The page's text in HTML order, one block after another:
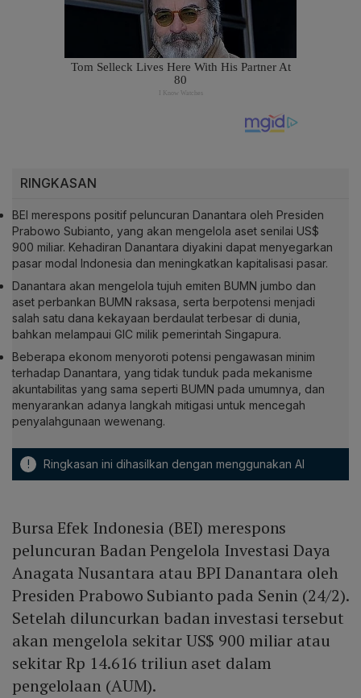
RINGKASAN
BEI merespons positif peluncuran Danantara oleh Presiden
Prabowo Subianto, yang akan mengelola aset senilai US$
900 miliar. Kehadiran Danantara diyakini dapat menyegarkan
pasar modal Indonesia dan meningkatkan kapitalisasi pasar.
Danantara akan mengelola tujuh emiten BUMN jumbo dan
aset perbankan BUMN raksasa, serta berpotensi menjadi
salah satu dana kekayaan berdaulat terbesar di dunia,
bahkan melampaui GIC milik pemerintah Singapura.
Beberapa ekonom menyoroti potensi pengawasan minim
terhadap Danantara, yang tidak tunduk pada mekanisme
akuntabilitas yang sama seperti BUMN pada umumnya, dan
menyarankan adanya langkah mitigasi untuk mencegah
penyalahgunaan wewenang.
! Ringkasan ini dihasilkan dengan menggunakan AI
Bursa Efek Indonesia (BEI) merespons
peluncuran Badan Pengelola Investasi Daya
Anagata Nusantara atau BPI Danantara oleh
Presiden Prabowo Subianto pada Senin (24/2).
Setelah diluncurkan badan investasi tersebut
akan mengelola sekitar US$ 900 miliar atau
sekitar Rp 14.616 triliun aset dalam
pengelolaan (AUM).